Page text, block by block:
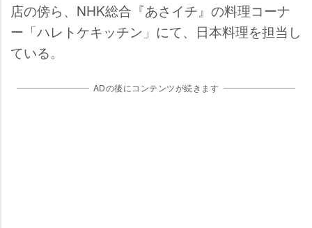
店の傍ら、NHK総合『あさイチ』の料理コーナ
ー「ハレトケキッチン」にて、日本料理を担当し
ている。
ADの後にコンテンツが続きます